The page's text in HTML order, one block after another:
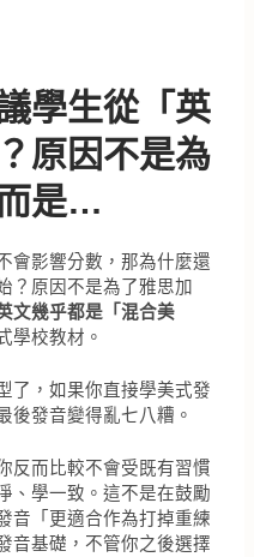
學生從「英
原因不是為
是…
會影響分數，那為什麼還
？原因不是為了雅思加
文幾乎都是「混合美
學校教材。
了，如果你直接學美式發
後發音變得亂七八糟。
反而比較不會受既有習慣
、學一致。這不是在鼓勵
音「更適合作為打掉重練
音基礎，不管你之後選擇